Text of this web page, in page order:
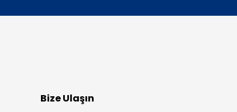
Bize Ulaşın